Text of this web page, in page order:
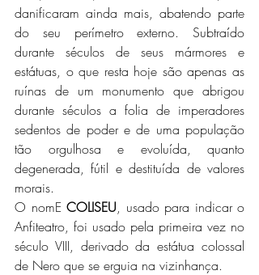
danificaram ainda mais, abatendo parte
do seu perímetro externo. Subtraído
durante séculos de seus mármores e
estátuas, o que resta hoje são apenas as
ruínas de um monumento que abrigou
durante séculos a folia de imperadores
sedentos de poder e de uma população
tão orgulhosa e evoluída, quanto
degenerada, fútil e destituída de valores
morais.
O nomE COLISEU, usado para indicar o
Anfiteatro, foi usado pela primeira vez no
século VIII, derivado da estátua colossal
de Nero que se erguia na vizinhança.